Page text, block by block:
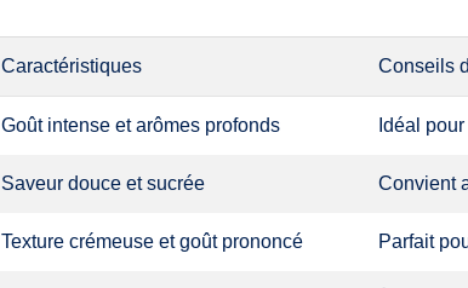
Caractéristiques Conseils
Goût intense et arômes profonds Idéal
Saveur douce et sucrée Convient
Texture crémeuse et goût prononcé Parfait